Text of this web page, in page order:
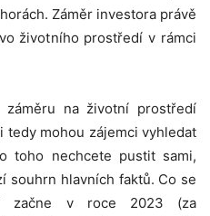
Záměr investora právě
životního prostředí v rámci
záměru na životní prostředí
tedy mohou zájemci vyhledat
toho nechcete pustit sami,
souhrn hlavních faktů. Co se
začne v roce 2023 (za